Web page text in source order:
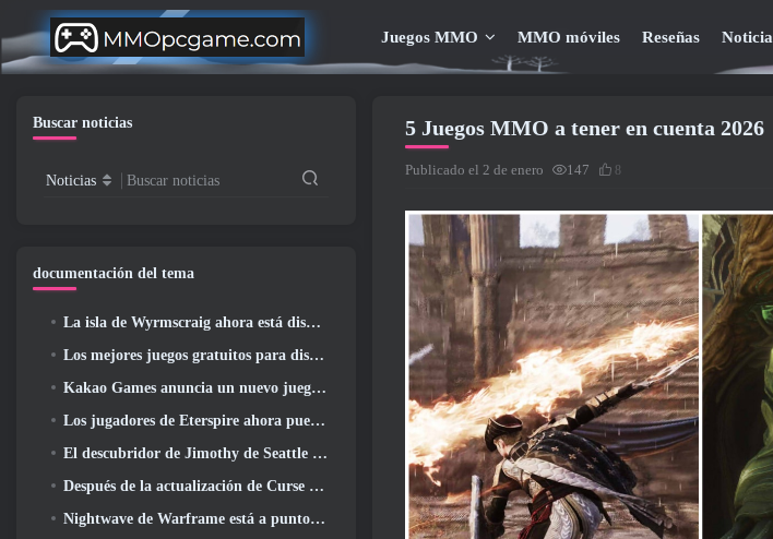
Juegos MMO MMO móviles Reseñas
5 Juegos MMO a tener en cuenta 2026
Publicado el 2 de enero 147 8
Buscar noticias
Noticias Buscar noticias
documentación del tema
La isla de Wyrmscraig ahora está disponible para explorar en RuneScape de la vieja escuela
Los mejores juegos gratuitos para disfrutar con tu equipo (2026)
Kakao Games anuncia un nuevo juego de rol de acción, doncella guardiana
Los jugadores de Eterspire ahora pueden viajar un poco en el tiempo... como regalo
El descubridor de Jimothy de Seattle tiene vínculos con ArenaNet, Por supuesto que lo agregarán a Guild Wars 2
Después de la actualización de Curse Of The Allflame, Path Of Exile anuncia varios cambios según los comentarios
Nightwave de Warframe está a punto de regresar de una manera impactante